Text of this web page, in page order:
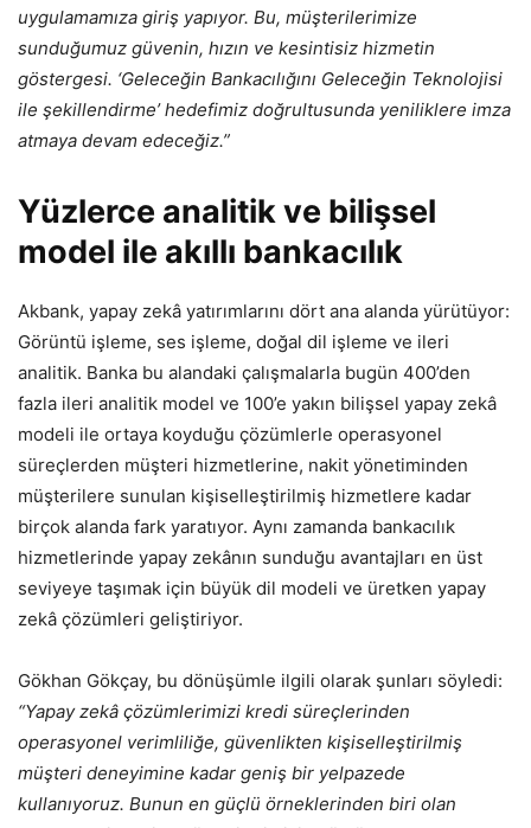
uygulamamıza giriş yapıyor. Bu, müşterilerimize
sunduğumuz güvenin, hızın ve kesintisiz hizmetin
göstergesi. ‘Geleceğin Bankacılığını Geleceğin Teknolojisi
ile şekillendirme’ hedefimiz doğrultusunda yeniliklere imza
atmaya devam edeceğiz.”
Yüzlerce analitik ve bilişsel
model ile akıllı bankacılık
Akbank, yapay zekâ yatırımlarını dört ana alanda yürütüyor:
Görüntü işleme, ses işleme, doğal dil işleme ve ileri
analitik. Banka bu alandaki çalışmalarla bugün 400’den
fazla ileri analitik model ve 100’e yakın bilişsel yapay zekâ
modeli ile ortaya koyduğu çözümlerle operasyonel
süreçlerden müşteri hizmetlerine, nakit yönetiminden
müşterilere sunulan kişiselleştirilmiş hizmetlere kadar
birçok alanda fark yaratıyor. Aynı zamanda bankacılık
hizmetlerinde yapay zekânın sunduğu avantajları en üst
seviyeye taşımak için büyük dil modeli ve üretken yapay
zekâ çözümleri geliştiriyor.
Gökhan Gökçay, bu dönüşümle ilgili olarak şunları söyledi:
“Yapay zekâ çözümlerimizi kredi süreçlerinden
operasyonel verimliliğe, güvenlikten kişiselleştirilmiş
müşteri deneyimine kadar geniş bir yelpazede
kullanıyoruz. Bunun en güçlü örneklerinden biri olan